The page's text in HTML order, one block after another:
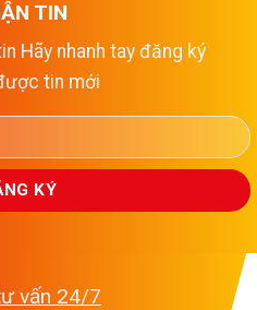
TIN
Hãy nhanh tay đăng ký
tin mới
vấn 24/7